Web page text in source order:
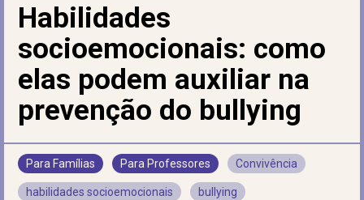
Habilidades
socioemocionais: como
elas podem auxiliar na
prevenção do bullying
Para Famílias Para Professores Convivência
habilidades socioemocionais bullying